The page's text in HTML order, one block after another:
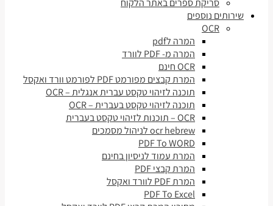
סריקת ספרים באתר הלקוח
שירותים נוספים
OCR
המרה לpdf
המרה מ- PDF לוורד
OCR חינם
המרת קבצים מפורמט PDF לפורמט וורד ואקסל
תוכנה לזיהוי טקסט עברית אנגלית – OCR
תוכנה לזיהוי טקסט בעברית – OCR
OCR – תוכנות לזיהוי טקסט בעברית
ocr hebrew לניהול מסמכים
PDF To WORD
המרת עמוד לניסיון בחינם
המרת קבצי PDF
המרת PDF לוורד ואקסל
PDF To Excel